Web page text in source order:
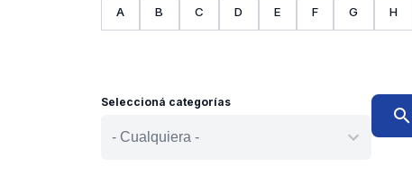
chevron_left
A B C D E F G H
Seleccioná categorías
search